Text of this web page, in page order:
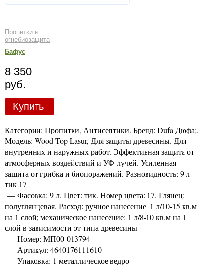
Пропитки и
огнебиозащита
Бафус
8 350
руб.
Купить
Категории: Пропитки, Антисептики. Бренд: Dufa Дюфа;.
Модель: Wood Top Lasur, Для защиты древесины. Для
внутренних и наружных работ. Эффективная защита от
атмосферных воздействий и УФ-лучей. Усиленная
защита от грибка и биопоражений. Разновидность: 9 л
тик 17
— Фасовка: 9 л. Цвет: тик. Номер цвета: 17. Глянец:
полуглянцевая. Расход: ручное нанесение: 1 л/10-15 кв.м
на 1 слой; механическое нанесение: 1 л/8-10 кв.м на 1
слой в зависимости от типа древесины
— Номер: МП00-013794
— Артикул: 4640176111610
— Упаковка: 1 металлическое ведро